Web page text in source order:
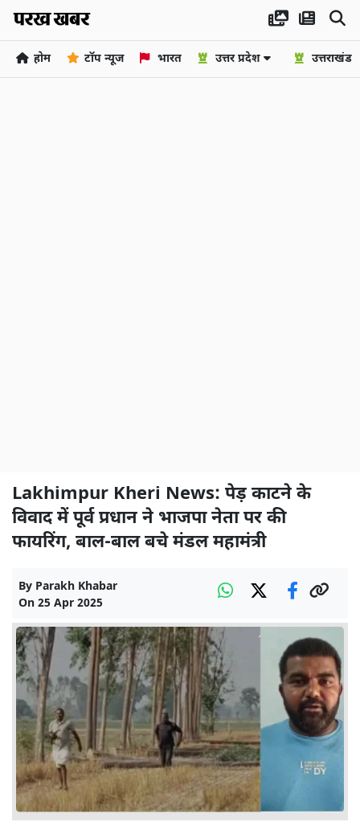
होम टॉप न्यूज भारत उत्तर प्रदेश उत्तराखंड
Lakhimpur Kheri News: पेड़ काटने के
विवाद में पूर्व प्रधान ने भाजपा नेता पर की
फायरिंग, बाल-बाल बचे मंडल महामंत्री
By Parakh Khabar
On 25 Apr 2025